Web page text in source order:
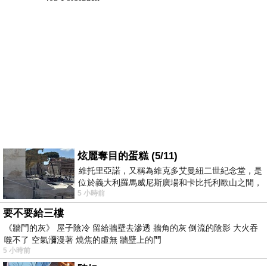
炫麗奪目的蛋糕 (5/11)
維托里亞諾，又稱為維克多艾曼紐二世紀念堂，是
位於義大利羅馬威尼斯廣場和卡比托利歐山之間，
用以紀念統一義大利統一後的的第一位國
5 小時前
要不要給三樓
《牆門的灰》 屋子陰冷 留給牆壁去滲透 牆角的灰 倒流的陰影 大火吞
噬不了 空氣瀰漫著 燒焦的虛無 牆壁上的門
5 小時前